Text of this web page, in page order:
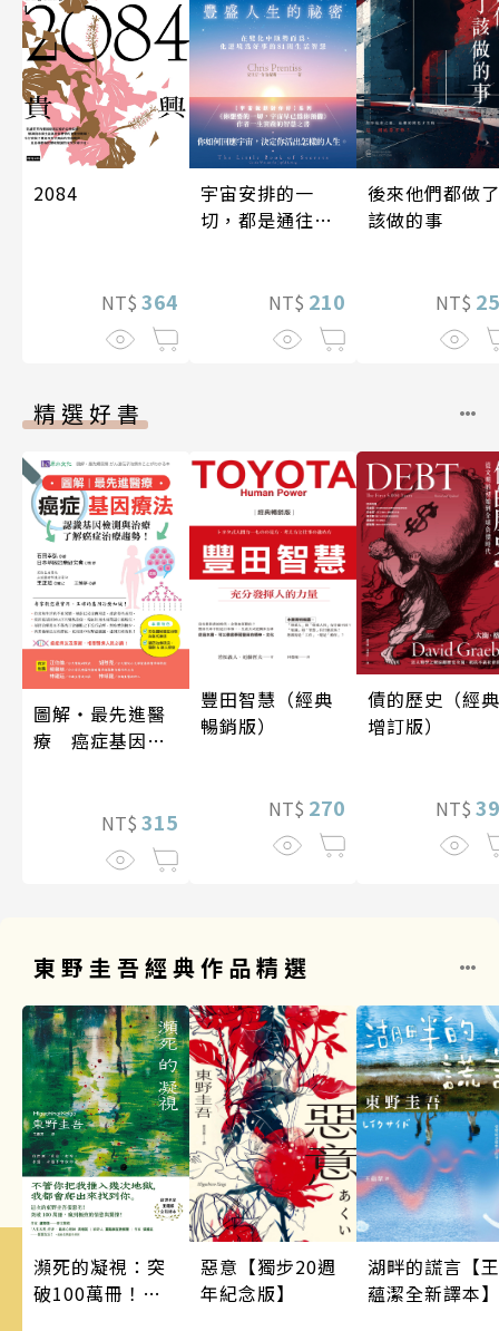
2084
NT$ 364
宇宙安排的一
切，都是通往豐
NT$ 210
後來他們都做了
該做的事
NT$
精選好書
圖解‧最先進醫
療 癌症基因療
NT$ 315
豐田智慧（經典
暢銷版）
NT$ 270
債的歷史（經典
增訂版）
NT$
東野圭吾經典作品精選
瀕死的凝視：突
破100萬冊！這
惡意【獨步20週
年紀念版】
湖畔的謊言【王
蘊潔全新譯本】